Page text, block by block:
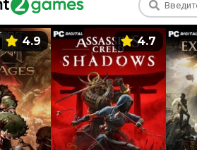
4.9 4.7